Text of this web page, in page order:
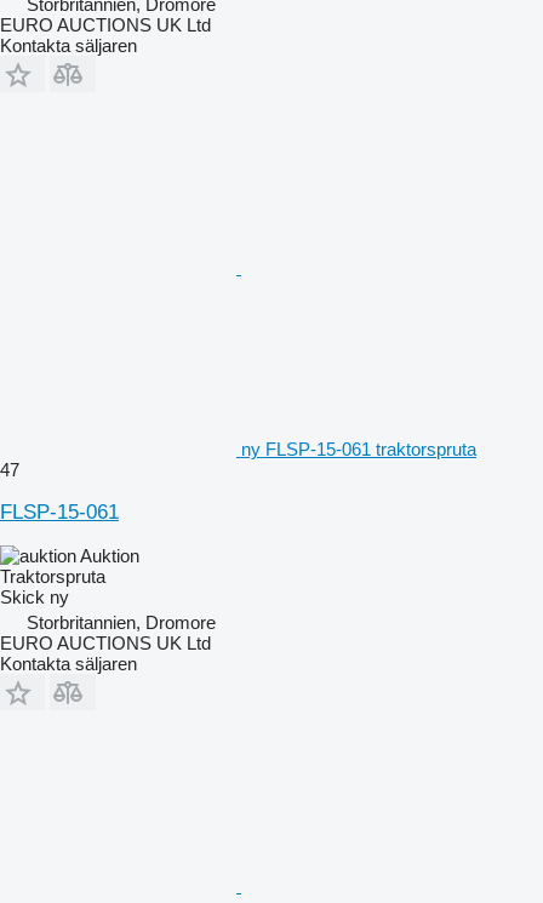
Storbritannien, Dromore
EURO AUCTIONS UK Ltd
Kontakta säljaren
ny FLSP-15-061 traktorspruta
47
FLSP-15-061
Auktion
Traktorspruta
Skick ny
Storbritannien, Dromore
EURO AUCTIONS UK Ltd
Kontakta säljaren